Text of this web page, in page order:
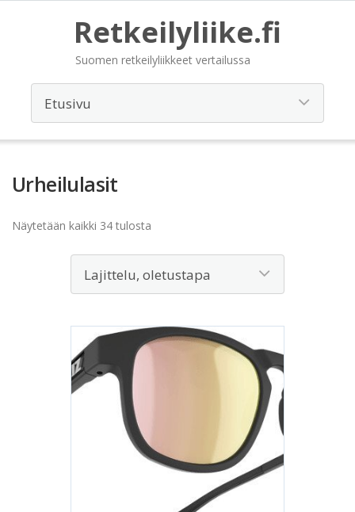
Retkeilyliike.fi
Suomen retkeilyliikkeet vertailussa
Urheilulasit
Näytetään kaikki 34 tulosta